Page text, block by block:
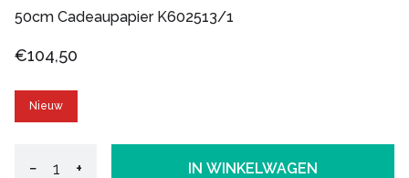
50cm Cadeaupapier K602513/1
€104,50
Nieuw
− + IN WINKELWAGEN